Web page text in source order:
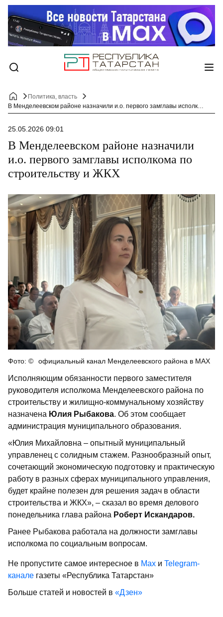
Политика, власть
В Менделеевском районе назначили и.о. первого замглавы исполкома по строительству и ЖКХ
25.05.2026 09:01
В Менделеевском районе назначили
и.о. первого замглавы исполкома по
строительству и ЖКХ
официальный канал Менделеевского района в МАХ
Исполняющим обязанности первого заместителя
руководителя исполкома Менделеевского района по
строительству и жилищно‑коммунальному хозяйству
назначена Юлия Рыбакова. Об этом сообщает
администрация муниципального образования.
«Юлия Михайловна – опытный муниципальный
управленец с солидным стажем. Разнообразный опыт,
сочетающий экономическую подготовку и практическую
работу в разных сферах муниципального управления,
будет крайне полезен для решения задач в области
строительства и ЖКХ», – сказал во время делового
понедельника глава района Роберт Искандаров.
Ранее Рыбакова работала на должности замглавы
исполкома по социальным вопросам.
Не пропустите самое интересное в Max и Telegram-
канале газеты «Республика Татарстан»
Больше статей и новостей в «Дзен»